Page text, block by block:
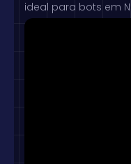
ideal para bots em